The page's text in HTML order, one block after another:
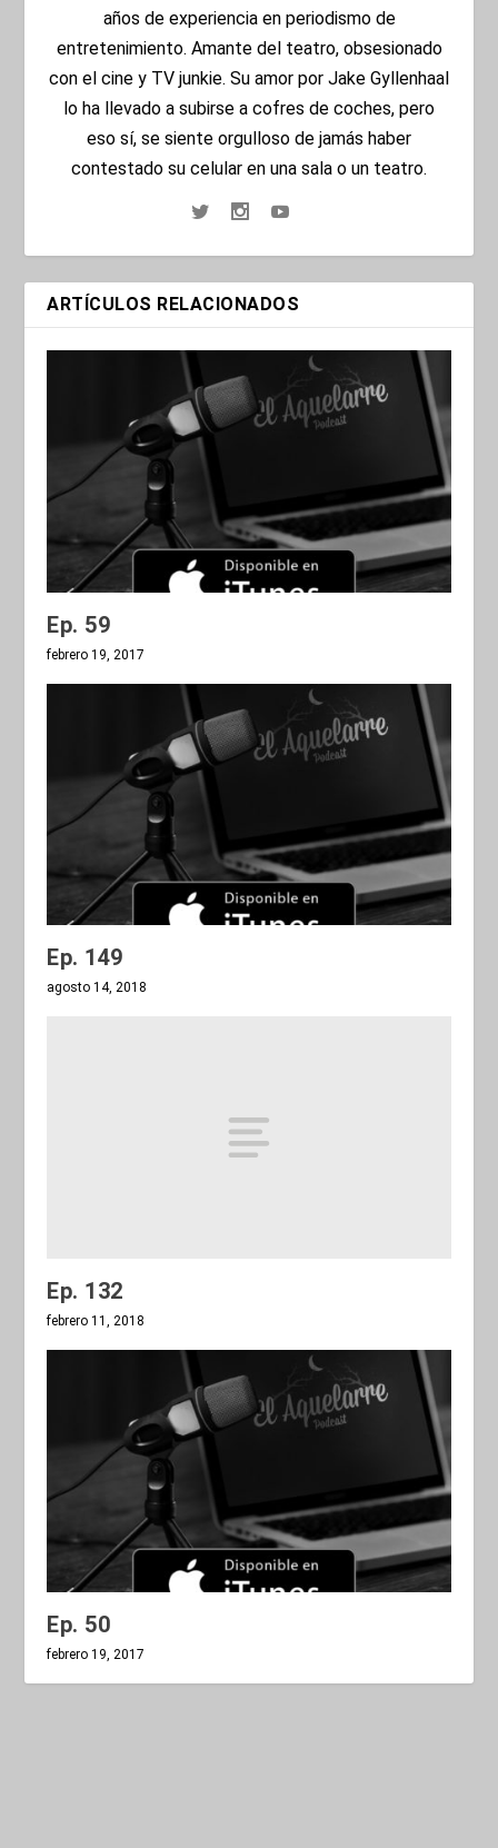
años de experiencia en periodismo de
entretenimiento. Amante del teatro, obsesionado
con el cine y TV junkie. Su amor por Jake Gyllenhaal
lo ha llevado a subirse a cofres de coches, pero
eso sí, se siente orgulloso de jamás haber
contestado su celular en una sala o un teatro.
ARTÍCULOS RELACIONADOS
Ep. 59
febrero 19, 2017
Ep. 149
agosto 14, 2018
Ep. 132
febrero 11, 2018
Ep. 50
febrero 19, 2017